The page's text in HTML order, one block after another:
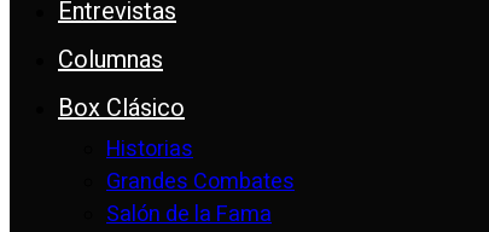
Entrevistas
Columnas
Box Clásico
Historias
Grandes Combates
Salón de la Fama